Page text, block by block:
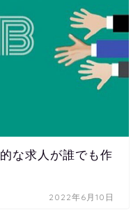
な求人が誰でも作
2022年6月10日